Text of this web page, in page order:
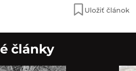
Uložiť článok
články